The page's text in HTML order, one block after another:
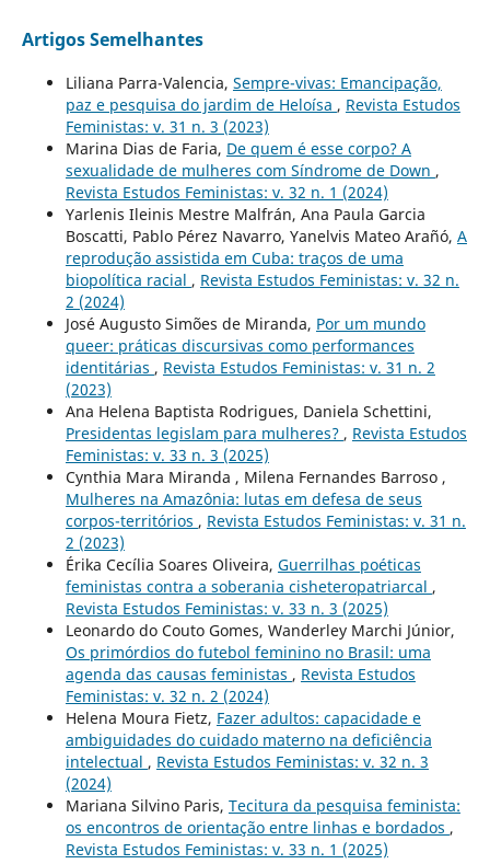
Artigos Semelhantes
Liliana Parra-Valencia, Sempre-vivas: Emancipação,
paz e pesquisa do jardim de Heloísa , Revista Estudos
Feministas: v. 31 n. 3 (2023)
Marina Dias de Faria, De quem é esse corpo? A
sexualidade de mulheres com Síndrome de Down ,
Revista Estudos Feministas: v. 32 n. 1 (2024)
Yarlenis Ileinis Mestre Malfrán, Ana Paula Garcia
Boscatti, Pablo Pérez Navarro, Yanelvis Mateo Arañó, A
reprodução assistida em Cuba: traços de uma
biopolítica racial , Revista Estudos Feministas: v. 32 n.
2 (2024)
José Augusto Simões de Miranda, Por um mundo
queer: práticas discursivas como performances
identitárias , Revista Estudos Feministas: v. 31 n. 2
(2023)
Ana Helena Baptista Rodrigues, Daniela Schettini,
Presidentas legislam para mulheres? , Revista Estudos
Feministas: v. 33 n. 3 (2025)
Cynthia Mara Miranda , Milena Fernandes Barroso ,
Mulheres na Amazônia: lutas em defesa de seus
corpos-territórios , Revista Estudos Feministas: v. 31 n.
2 (2023)
Érika Cecília Soares Oliveira, Guerrilhas poéticas
feministas contra a soberania cisheteropatriarcal ,
Revista Estudos Feministas: v. 33 n. 3 (2025)
Leonardo do Couto Gomes, Wanderley Marchi Júnior,
Os primórdios do futebol feminino no Brasil: uma
agenda das causas feministas , Revista Estudos
Feministas: v. 32 n. 2 (2024)
Helena Moura Fietz, Fazer adultos: capacidade e
ambiguidades do cuidado materno na deficiência
intelectual , Revista Estudos Feministas: v. 32 n. 3
(2024)
Mariana Silvino Paris, Tecitura da pesquisa feminista:
os encontros de orientação entre linhas e bordados ,
Revista Estudos Feministas: v. 33 n. 1 (2025)